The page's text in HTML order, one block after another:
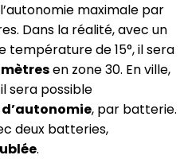
maximale par
Dans la réalité, avec un
température de 15°, il sera
en zone 30. En ville,
sera possible
, par batterie.
deux batteries,
.